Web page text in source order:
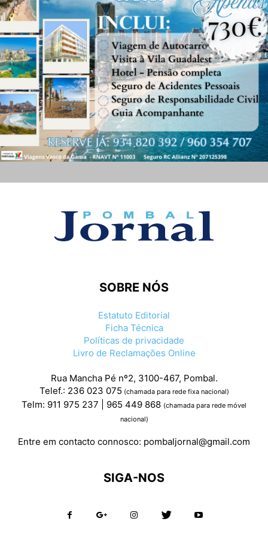
SOBRE NÓS
Estatuto Editorial
Ficha Técnica
Políticas de privacidade
Livro de Reclamações Online
Rua Mancha Pé nº2, 3100-467, Pombal.
Telef.: 236 023 075 (chamada para rede fixa nacional)
Telm: 911 975 237 | 965 449 868 (chamada para rede móvel
nacional)
Entre em contacto connosco: pombaljornal@gmail.com
SIGA-NOS